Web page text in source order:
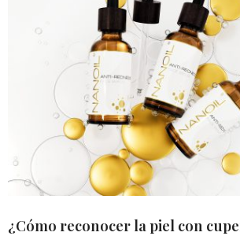
¿Cómo reconocer la piel con